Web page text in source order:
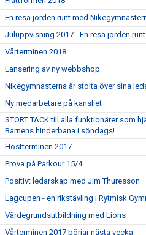
En resa jorden runt med
Juluppvisning 2017 - En resa jorden runt
Vårterminen 2018
Lansering av ny webbshop
Nikegymnasterna är stolta över sina
Ny medarbetare på kansliet
STORT TACK till alla funktionärer som
Barnens hinderbana i söndags!
Höstterminen 2017
Prova på Parkour 15/4
Positivt ledarskap med Jim Thuresson
Lagcupen - en rikstävling i Rytmisk
Värdegrundsutbildning med Lions
Vårterminen 2017 börjar nästa vecka